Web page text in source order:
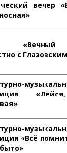
вечер
«Вечный
с
«Всё